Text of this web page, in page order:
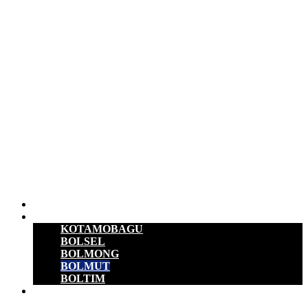
KOTAMOBAGU
BOLSEL
BOLMONG
BOLMUT
BOLTIM